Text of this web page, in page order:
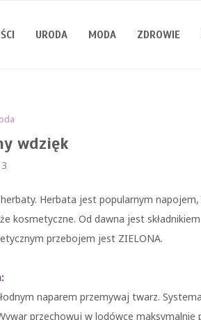
URODA MODA ZDROWIE
wdzięk
Herbata jest popularnym
kosmetyczne. Od dawna jest składnikiem
przebojem jest ZIELONA.
naparem przemywaj twarz.
przechowuj w lodówce maksymalnie